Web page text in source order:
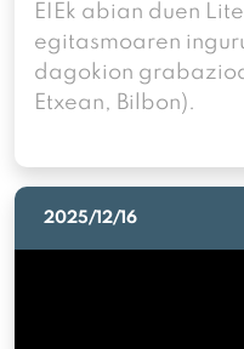
EIEk abian duen
egitasmoaren
dagokion
Etxean, Bilbon).
2025/12/16